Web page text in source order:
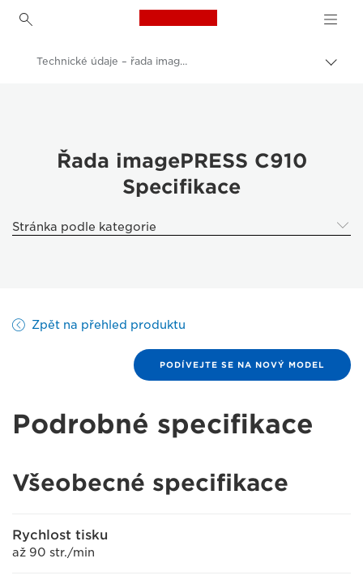
Canon Logo, back to
Výrobky pro firmy
Technické údaje – řada imagePRESS C910
Řada imagePRESS C910
Specifikace
Stránka podle kategorie
Zpět na přehled produktu
PODÍVEJTE SE NA NOVÝ MODEL
Podrobné specifikace
Všeobecné specifikace
Rychlost tisku
až 90 str./min